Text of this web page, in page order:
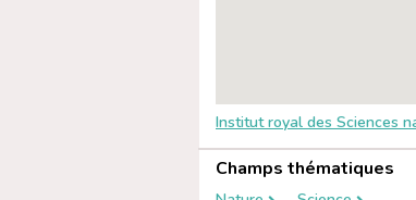
Institut royal des Sciences
Champs thématiques